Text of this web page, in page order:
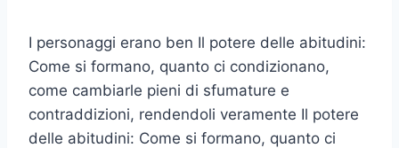
I personaggi erano ben Il potere delle abitudini:
Come si formano, quanto ci condizionano,
come cambiarle pieni di sfumature e
contraddizioni, rendendoli veramente Il potere
delle abitudini: Come si formano, quanto ci